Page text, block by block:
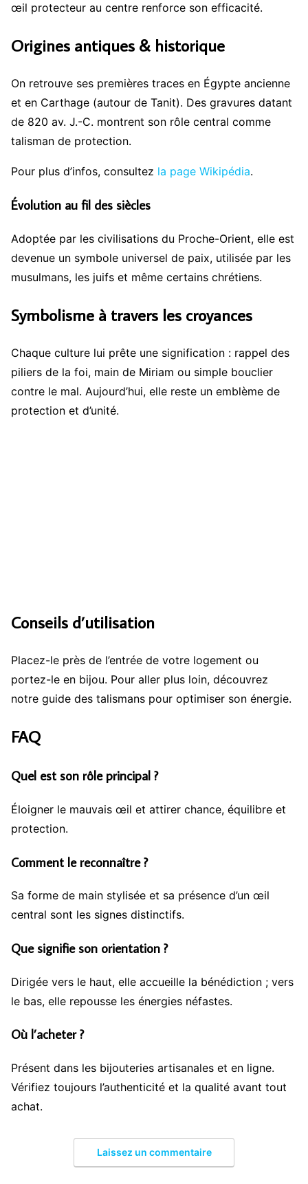
œil protecteur au centre renforce son efficacité.
Origines antiques & historique
On retrouve ses premières traces en Égypte ancienne
et en Carthage (autour de Tanit). Des gravures datant
de 820 av. J.-C. montrent son rôle central comme
talisman de protection.
Pour plus d’infos, consultez la page Wikipédia.
Évolution au fil des siècles
Adoptée par les civilisations du Proche-Orient, elle est
devenue un symbole universel de paix, utilisée par les
musulmans, les juifs et même certains chrétiens.
Symbolisme à travers les croyances
Chaque culture lui prête une signification : rappel des
piliers de la foi, main de Miriam ou simple bouclier
contre le mal. Aujourd’hui, elle reste un emblème de
protection et d’unité.
Conseils d’utilisation
Placez-le près de l’entrée de votre logement ou
portez-le en bijou. Pour aller plus loin, découvrez
notre guide des talismans pour optimiser son énergie.
FAQ
Quel est son rôle principal ?
Éloigner le mauvais œil et attirer chance, équilibre et
protection.
Comment le reconnaître ?
Sa forme de main stylisée et sa présence d’un œil
central sont les signes distinctifs.
Que signifie son orientation ?
Dirigée vers le haut, elle accueille la bénédiction ; vers
le bas, elle repousse les énergies néfastes.
Où l’acheter ?
Présent dans les bijouteries artisanales et en ligne.
Vérifiez toujours l’authenticité et la qualité avant tout
achat.
Laissez un commentaire